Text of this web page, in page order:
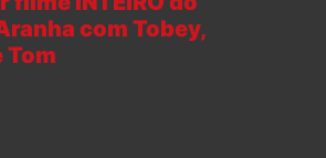
com Tobey,
Tom